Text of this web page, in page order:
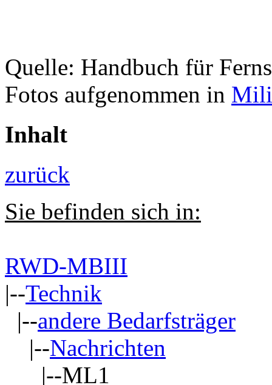
Quelle: Handbuch für
Fotos aufgenommen in
Inhalt
zurück
Sie befinden sich in:
RWD-MBIII
|--Technik
|--andere Bedarfsträger
|--Nachrichten
|--ML1